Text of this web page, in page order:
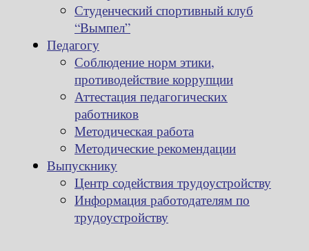
Студенческий спортивный клуб
“Вымпел”
Педагогу
Соблюдение норм этики,
противодействие коррупции
Аттестация педагогических
работников
Методическая работа
Методические рекомендации
Выпускнику
Центр содействия трудоустройству
Информация работодателям по
трудоустройству